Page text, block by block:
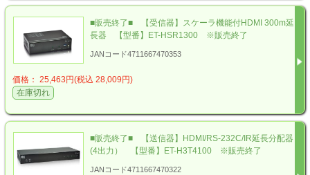
■販売終了■ 【受信器】スケーラ機能付HDMI 300m延
長器 【型番】ET-HSR1300 ※販売終了
JANコード4711667470353
価格： 25,463円(税込 28,009円)
在庫切れ
■販売終了■ 【送信器】HDMI/RS-232C/IR延長分配器
(4出力） 【型番】ET-H3T4100 ※販売終了
JANコード4711667470322